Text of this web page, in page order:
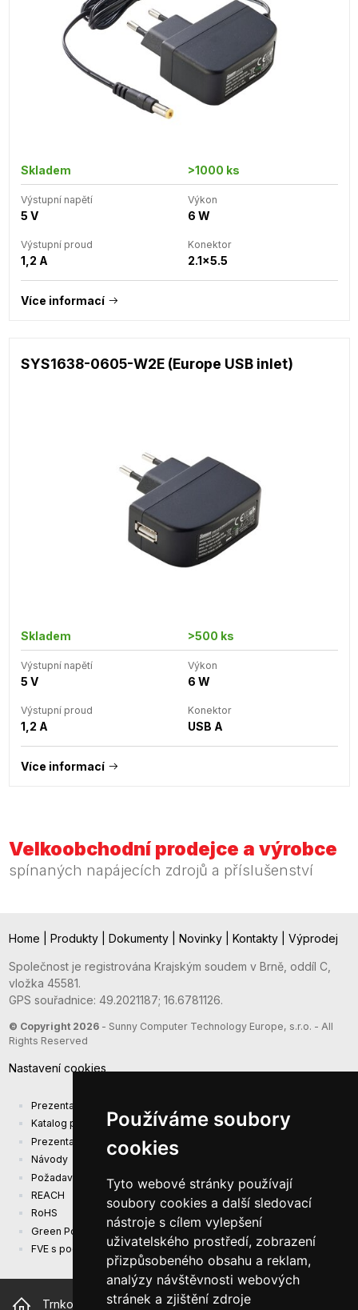
Používáme soubory
cookies
Tyto webové stránky používají
soubory cookies a další sledovací
nástroje s cílem vylepšení
uživatelského prostředí, zobrazení
přizpůsobeného obsahu a reklam,
analýzy návštěvnosti webových
stránek a zjištění zdroje
Skladem >1000 ks
Výstupní napětí
5 V
Výkon
6 W
Výstupní proud
1,2 A
Konektor
2.1x5.5
Více informací
SYS1638-0605-W2E (Europe USB inlet)
Skladem >500 ks
Výstupní napětí
5 V
Výkon
6 W
Výstupní proud
1,2 A
Konektor
USB A
Více informací
Velkoobchodní prodejce a výrobce
spínaných napájecích zdrojů a příslušenství
Home Produkty Dokumenty Novinky Kontakty Výprodej
Společnost je registrována Krajským soudem v Brně, oddíl C,
vložka 45581.
GPS souřadnice: 49.2021187; 16.6781126.
© Copyright 2026- Sunny Computer Technology Europe, s.r.o. - All
Rights Reserved
Nastavení cookies
Prezentace společnosti
Katalog produktů
Prezentacni katalog
Návody
Požadavky na ekodesign (EU) 2019/1782
REACH
RoHS
Green Power
FVE s podporou EU
Trnkova 2881/156, 628 00 Brno Česká republika